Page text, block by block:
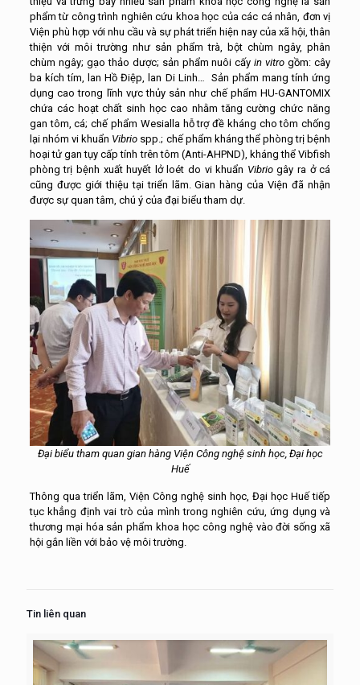
phẩm từ công trình nghiên cứu khoa học của các cá nhân, đơn vị
Viện phù hợp với nhu cầu và sự phát triển hiện nay của xã hội, thân
thiện với môi trường như sản phẩm trà, bột chùm ngây, phân
chùm ngây; gạo thảo dược; sản phẩm nuôi cấyin vitro gồm: cây
ba kích tím, lan Hồ Điệp, lan Di Linh… Sản phẩm mang tính ứng
dụng cao trong lĩnh vực thủy sản như chế phẩm HU-GANTOMIX
chứa các hoạt chất sinh học cao nhằm tăng cường chức năng
gan tôm, cá; chế phẩm Wesialla hỗ trợ đề kháng cho tôm chống
lại nhóm vi khuẩn Vibrio spp.; chế phẩm kháng thể phòng trị bệnh
hoại tử gan tụy cấp tính trên tôm (Anti-AHPND), kháng thể Vibfish
phòng trị bệnh xuất huyết lở loét do vi khuẩn Vibriogây ra ở cá
cũng được giới thiệu tại triển lãm. Gian hàng của Viện đã nhận
được sự quan tâm, chú ý của đại biểu tham dự.
Đại biểu tham quan gian hàng Viện Công nghệ sinh học, Đại học
Huế
Thông qua triển lãm, Viện Công nghệ sinh học, Đại học Huế tiếp
tục khẳng định vai trò của mình trong nghiên cứu, ứng dụng và
thương mại hóa sản phẩm khoa học công nghệ vào đời sống xã
hội gắn liền với bảo vệ môi trường.
Tin liên quan